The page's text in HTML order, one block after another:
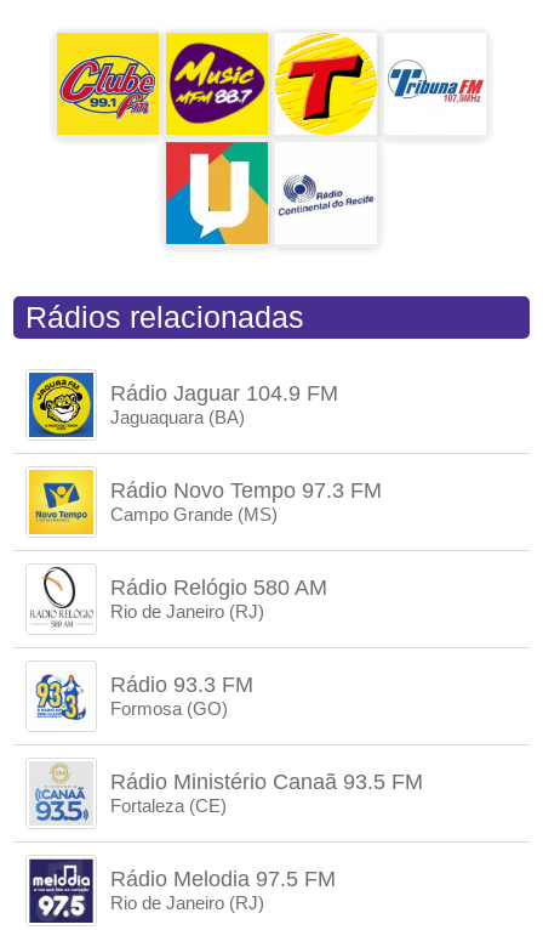
Rádios relacionadas
Rádio Jaguar 104.9 FM
Jaguaquara (BA)
Rádio Novo Tempo 97.3 FM
Campo Grande (MS)
Rádio Relógio 580 AM
Rio de Janeiro (RJ)
Rádio 93.3 FM
Formosa (GO)
Rádio Ministério Canaã 93.5 FM
Fortaleza (CE)
Rádio Melodia 97.5 FM
Rio de Janeiro (RJ)